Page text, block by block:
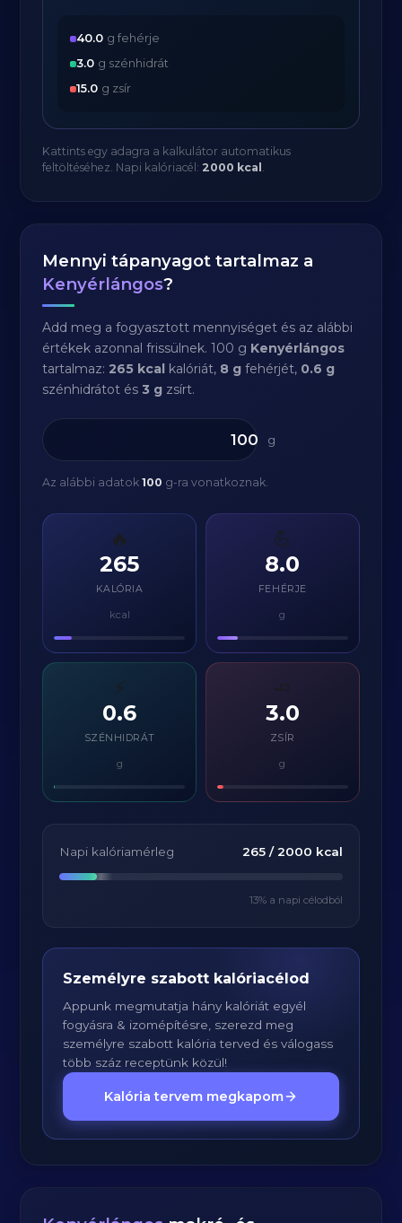
40.0 g fehérje
3.0 g szénhidrát
15.0 g zsír
Kattints egy adagra a kalkulátor automatikus
feltöltéséhez. Napi kalóriacél: 2000 kcal .
Mennyi tápanyagot tartalmaz a
Kenyérlángos?
Add meg a fogyasztott mennyiséget és az alábbi
értékek azonnal frissülnek. 100 g Kenyérlángos
tartalmaz:265 kcal kalóriát, 8 g fehérjét, 0.6 g
szénhidrátot és3 g zsírt.
g
Az alábbi adatok100 g-ra vonatkoznak.
🔥
265
KALÓRIA
kcal
💪
8.0
FEHÉRJE
g
⚡
0.6
SZÉNHIDRÁT
g
3.0
ZSÍR
g
Napi kalóriamérleg 265/ 2000 kcal
13% a napi célodból
Személyre szabott kalóriacélod
Appunk megmutatja hány kalóriát egyél
fogyásra & izomépítésre, szerezd meg
személyre szabott kalória terved és válogass
több száz receptünk közül!
Kalória tervem megkapom